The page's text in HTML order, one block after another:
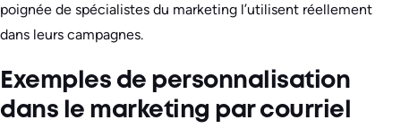
poignée de spécialistes du marketing l’utilisent réellement
dans leurs campagnes.
Exemples de personnalisation
dans le marketing par courriel